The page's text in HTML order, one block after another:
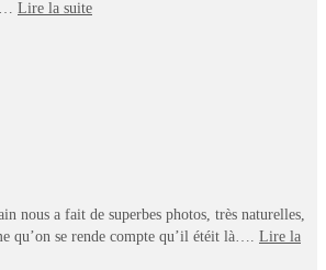
Lire la suite
nous a fait de superbes photos, très naturelles,
qu’on se rende compte qu’il étéit là…. Lire la